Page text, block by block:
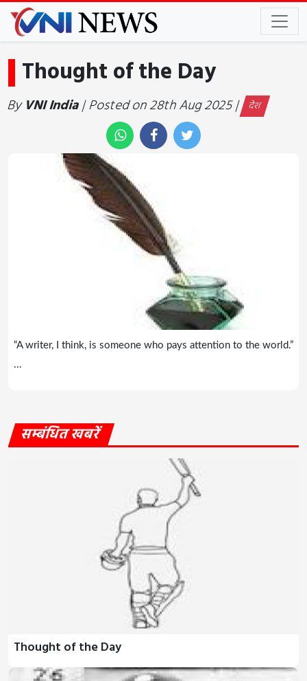
Thought of the Day
ByVNI India| Posted on 28th Aug 2025 | देश
“A writer, I think, is someone who pays attention to the world.”
...
सम्बंधित खबरें
Thought of the Day